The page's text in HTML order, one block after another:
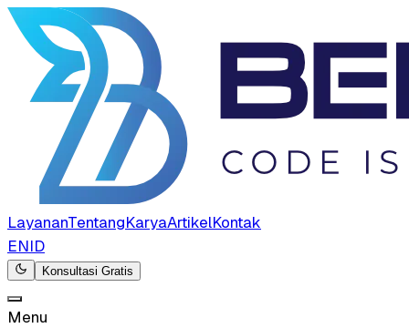
LayananTentangKaryaArtikelKontak
ENID
Konsultasi Gratis
Menu